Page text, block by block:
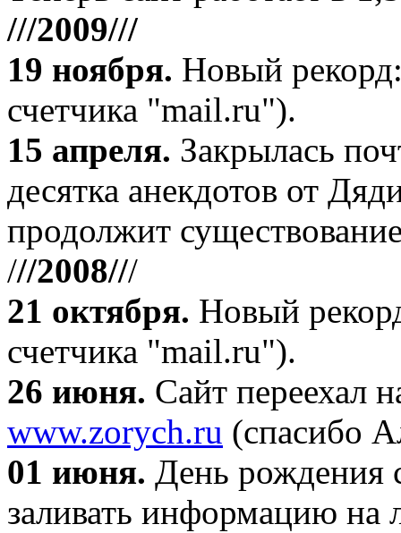
///2009///
19 ноября. Новый
счетчика "mail.ru").
15 апреля. Закрылась
десятка анекдотов от
продолжит
///2008///
21 октября. Новый
счетчика "mail.ru").
26 июня. Сайт переехал
www.zorych.ru (спасибо
01 июня. День рождения
заливать информацию на